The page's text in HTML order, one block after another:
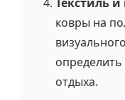
ковры на
отдыха.